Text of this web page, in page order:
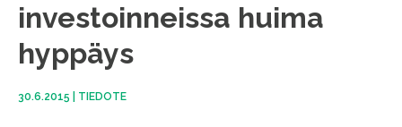
investoinneissa huima
hyppäys
30.6.2015 TIEDOTE